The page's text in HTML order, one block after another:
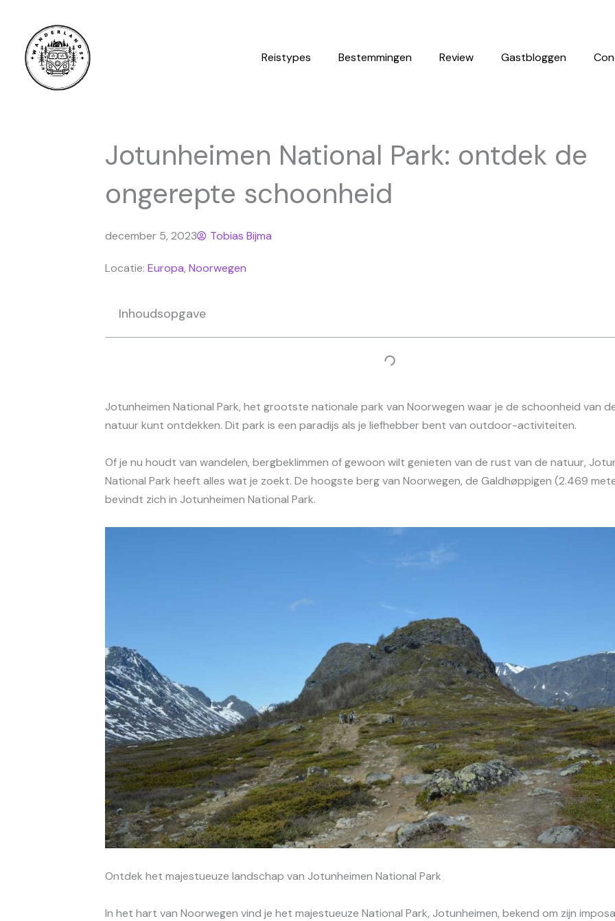
inhoud
Reistypes Bestemmingen Review Gastbloggen
Jotunheimen National Park: ontdek de
ongerepte schoonheid
december 5, 2023 Tobias Bijma
Locatie: Europa, Noorwegen
Inhoudsopgave
Jotunheimen National Park, het grootste nationale park van Noorwegen waar je de schoonheid van
natuur kunt ontdekken. Dit park is een paradijs als je liefhebber bent van outdoor-activiteiten.
Of je nu houdt van wandelen, bergbeklimmen of gewoon wilt genieten van de rust van de natuur,
National Park heeft alles wat je zoekt. De hoogste berg van Noorwegen, de Galdhøppigen (2.469
bevindt zich in Jotunheimen National Park.
Ontdek het majestueuze landschap van Jotunheimen National Park
In het hart van Noorwegen vind je het majestueuze National Park, Jotunheimen, bekend om zijn